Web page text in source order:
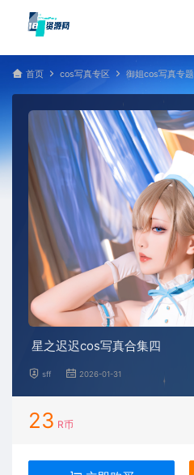
首页 cos写真专区 御姐cos写真专题
星之迟迟cos写真合集四
sff 2026-01-31
23 R币